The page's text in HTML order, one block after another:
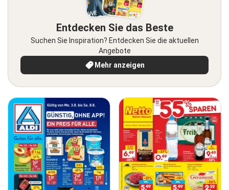
Entdecken Sie das Beste
Suchen Sie Inspiration? Entdecken Sie die aktuellen
Angebote
Mehr anzeigen